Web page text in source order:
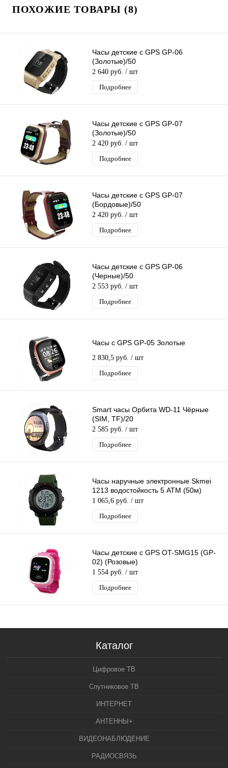
ПОХОЖИЕ ТОВАРЫ (8)
Часы детские с GPS GP-06
(Золотые)/50
2 640 руб. / шт
Подробнее
Часы детские с GPS GP-07
(Золотые)/50
2 420 руб. / шт
Подробнее
Часы детские с GPS GP-07
(Бордовые)/50
2 420 руб. / шт
Подробнее
Часы детские с GPS GP-06
(Черные)/50
2 553 руб. / шт
Подробнее
Часы с GPS GP-05 Золотые
2 830,5 руб. / шт
Подробнее
Smart часы Орбита WD-11 Чёрные
(SIM, TF)/20
2 585 руб. / шт
Подробнее
Часы наручные электронные Skmei
1213 водостойкость 5 АТМ (50м)
1 065,6 руб. / шт
Подробнее
Часы детские с GPS OT-SMG15 (GP-
02) (Розовые)
1 554 руб. / шт
Подробнее
Каталог
Цифровое ТВ
Спутниковое ТВ
ИНТЕРНЕТ
АНТЕННЫ+
ВИДЕОНАБЛЮДЕНИЕ
РАДИОСВЯЗЬ